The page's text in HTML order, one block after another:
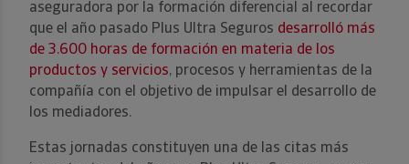
aseguradora por la formación diferencial al recordar
que el año pasado Plus Ultra Seguros desarrolló más
de 3.600 horas de formación en materia de los
productos y servicios, procesos y herramientas de la
compañía con el objetivo de impulsar el desarrollo de
los mediadores.
Estas jornadas constituyen una de las citas más